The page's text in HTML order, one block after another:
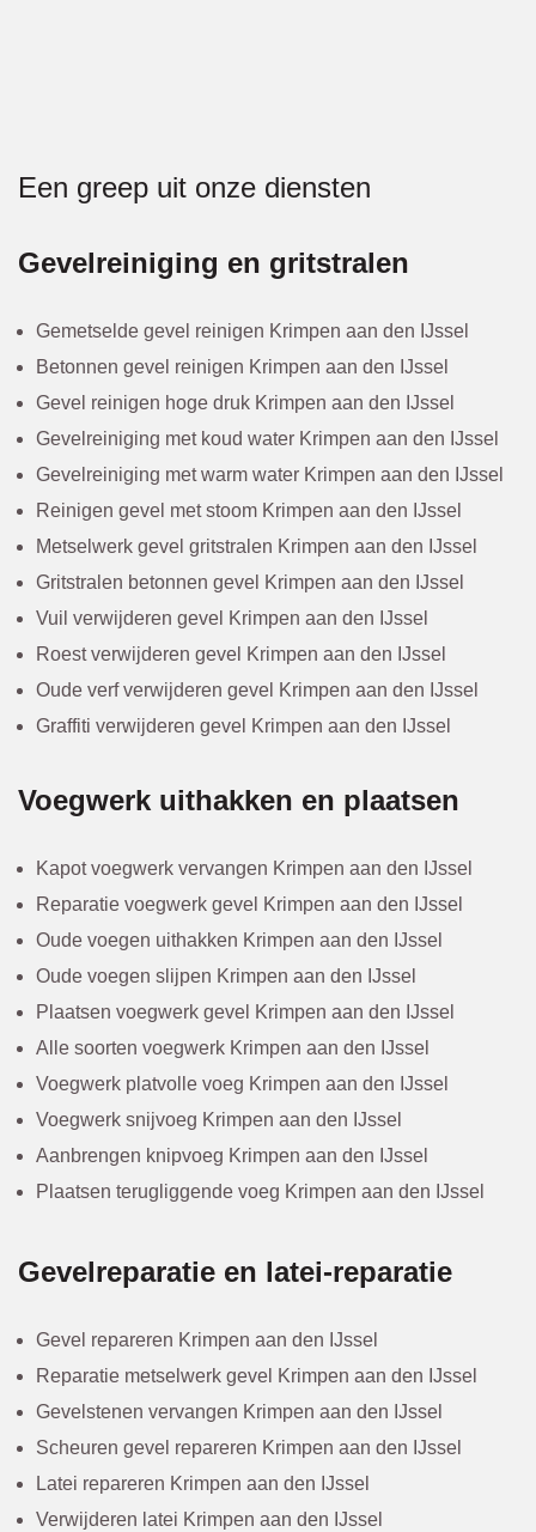
Een greep uit onze diensten
Gevelreiniging en gritstralen
Gemetselde gevel reinigen Krimpen aan den IJssel
Betonnen gevel reinigen Krimpen aan den IJssel
Gevel reinigen hoge druk Krimpen aan den IJssel
Gevelreiniging met koud water Krimpen aan den IJssel
Gevelreiniging met warm water Krimpen aan den IJssel
Reinigen gevel met stoom Krimpen aan den IJssel
Metselwerk gevel gritstralen Krimpen aan den IJssel
Gritstralen betonnen gevel Krimpen aan den IJssel
Vuil verwijderen gevel Krimpen aan den IJssel
Roest verwijderen gevel Krimpen aan den IJssel
Oude verf verwijderen gevel Krimpen aan den IJssel
Graffiti verwijderen gevel Krimpen aan den IJssel
Voegwerk uithakken en plaatsen
Kapot voegwerk vervangen Krimpen aan den IJssel
Reparatie voegwerk gevel Krimpen aan den IJssel
Oude voegen uithakken Krimpen aan den IJssel
Oude voegen slijpen Krimpen aan den IJssel
Plaatsen voegwerk gevel Krimpen aan den IJssel
Alle soorten voegwerk Krimpen aan den IJssel
Voegwerk platvolle voeg Krimpen aan den IJssel
Voegwerk snijvoeg Krimpen aan den IJssel
Aanbrengen knipvoeg Krimpen aan den IJssel
Plaatsen terugliggende voeg Krimpen aan den IJssel
Gevelreparatie en latei-reparatie
Gevel repareren Krimpen aan den IJssel
Reparatie metselwerk gevel Krimpen aan den IJssel
Gevelstenen vervangen Krimpen aan den IJssel
Scheuren gevel repareren Krimpen aan den IJssel
Latei repareren Krimpen aan den IJssel
Verwijderen latei Krimpen aan den IJssel